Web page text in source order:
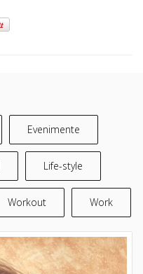
Evenimente
Life-style
Workout Work